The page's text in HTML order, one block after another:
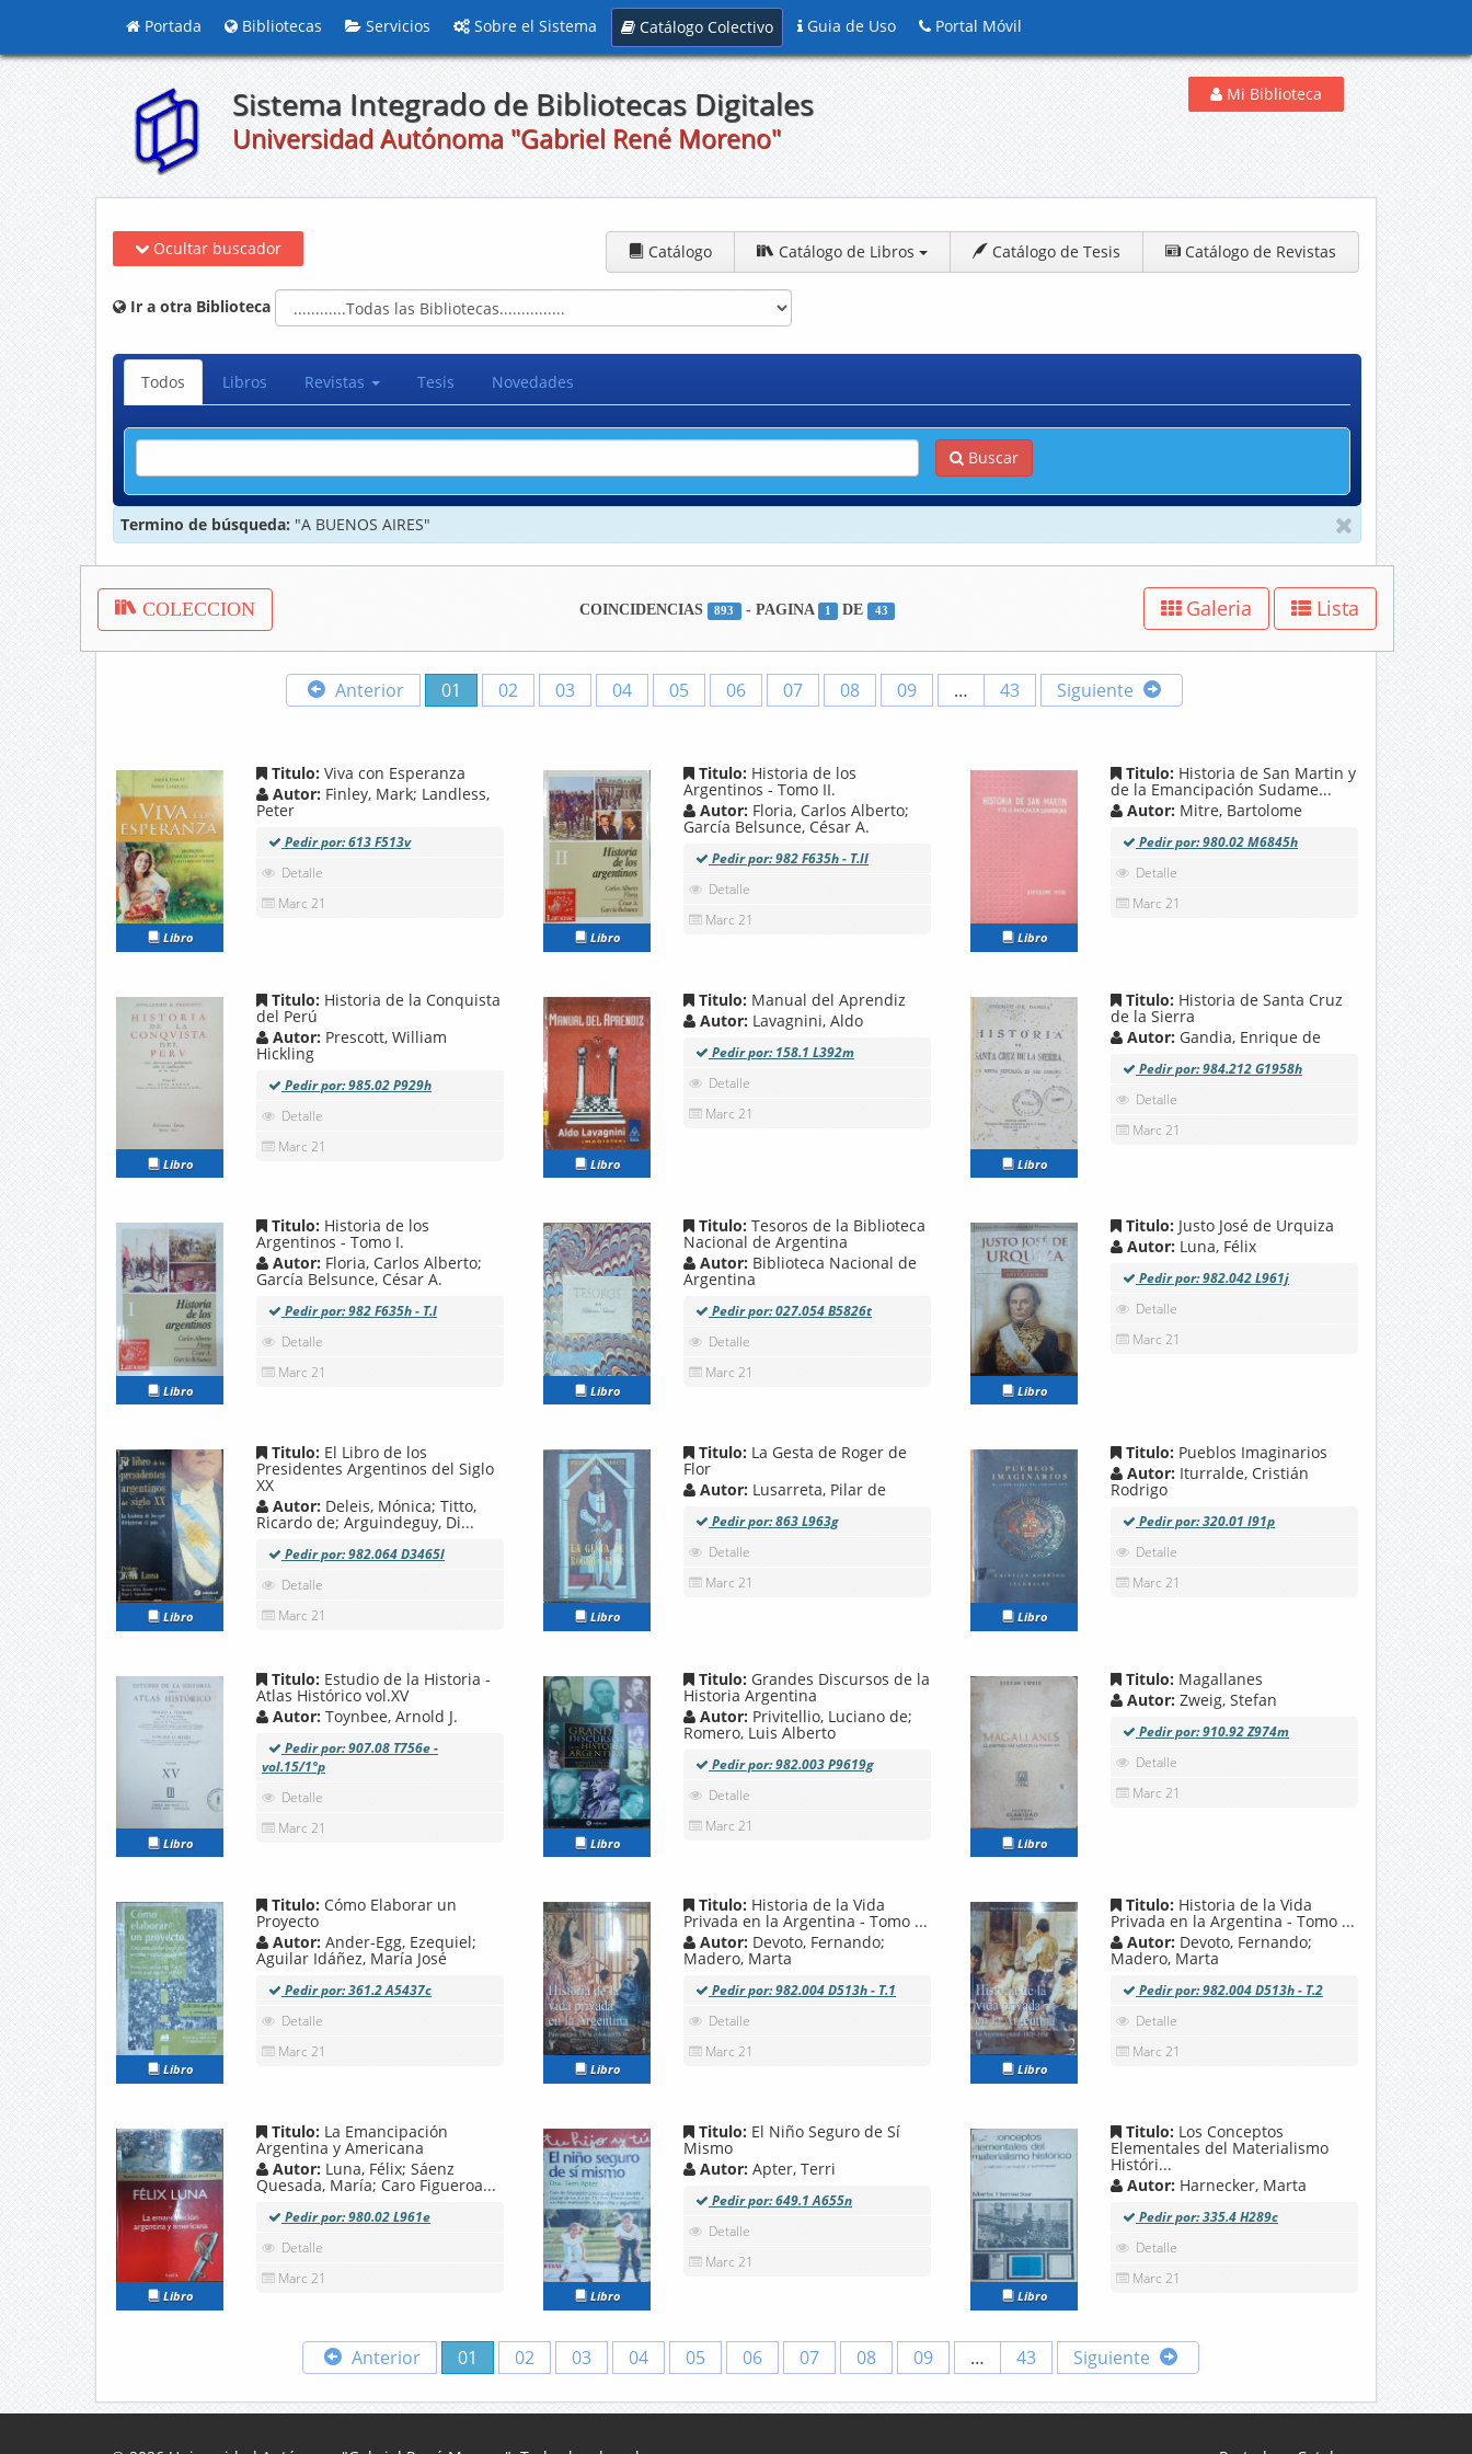
Portada Bibliotecas Servicios Sobre el Sistema Catálogo Colectivo Guia de Uso Portal Móvil
Sistema Integrado de Bibliotecas Digitales
Universidad Autónoma "Gabriel René Moreno"
Mi Biblioteca
Ocultar buscador Catálogo Catálogo de Libros Catálogo de Tesis Catálogo de Revistas
Ir a otra Biblioteca
Todos Libros Revistas Tesis Novedades
Buscar
Termino de búsqueda: "A BUENOS AIRES"
COLECCION COINCIDENCIAS 893 - PAGINA 1 DE 43 Galeria Lista
Anterior 01 02 03 04 05 06 07 08 09 … 43 Siguiente
Libro
Titulo: Viva con Esperanza
Autor: Finley, Mark; Landless,
Peter
Pedir por: 613 F513v
Detalle
Marc 21
Libro
Titulo: Historia de los
Argentinos - Tomo II.
Autor: Floria, Carlos Alberto;
García Belsunce, César A.
Pedir por: 982 F635h - T.II
Detalle
Marc 21
Libro
Titulo: Historia de San Martin y
de la Emancipación Sudame...
Autor: Mitre, Bartolome
Pedir por: 980.02 M6845h
Detalle
Marc 21
Libro
Titulo: Historia de la Conquista
del Perú
Autor: Prescott, William
Hickling
Pedir por: 985.02 P929h
Detalle
Marc 21
Libro
Titulo: Manual del Aprendiz
Autor: Lavagnini, Aldo
Pedir por: 158.1 L392m
Detalle
Marc 21
Libro
Titulo: Historia de Santa Cruz
de la Sierra
Autor: Gandia, Enrique de
Pedir por: 984.212 G1958h
Detalle
Marc 21
Libro
Titulo: Historia de los
Argentinos - Tomo I.
Autor: Floria, Carlos Alberto;
García Belsunce, César A.
Pedir por: 982 F635h - T.I
Detalle
Marc 21
Libro
Titulo: Tesoros de la Biblioteca
Nacional de Argentina
Autor: Biblioteca Nacional de
Argentina
Pedir por: 027.054 B5826t
Detalle
Marc 21
Libro
Titulo: Justo José de Urquiza
Autor: Luna, Félix
Pedir por: 982.042 L961j
Detalle
Marc 21
Libro
Titulo: El Libro de los
Presidentes Argentinos del Siglo
XX
Autor: Deleis, Mónica; Titto,
Ricardo de; Arguindeguy, Di...
Pedir por: 982.064 D3465l
Detalle
Marc 21
Libro
Titulo: La Gesta de Roger de
Flor
Autor: Lusarreta, Pilar de
Pedir por: 863 L963g
Detalle
Marc 21
Libro
Titulo: Pueblos Imaginarios
Autor: Iturralde, Cristián
Rodrigo
Pedir por: 320.01 I91p
Detalle
Marc 21
Libro
Titulo: Estudio de la Historia -
Atlas Histórico vol.XV
Autor: Toynbee, Arnold J.
Pedir por: 907.08 T756e -
vol.15/1°p
Detalle
Marc 21
Libro
Titulo: Grandes Discursos de la
Historia Argentina
Autor: Privitellio, Luciano de;
Romero, Luis Alberto
Pedir por: 982.003 P9619g
Detalle
Marc 21
Libro
Titulo: Magallanes
Autor: Zweig, Stefan
Pedir por: 910.92 Z974m
Detalle
Marc 21
Libro
Titulo: Cómo Elaborar un
Proyecto
Autor: Ander-Egg, Ezequiel;
Aguilar Idáñez, María José
Pedir por: 361.2 A5437c
Detalle
Marc 21
Libro
Titulo: Historia de la Vida
Privada en la Argentina - Tomo ...
Autor: Devoto, Fernando;
Madero, Marta
Pedir por: 982.004 D513h - T.1
Detalle
Marc 21
Libro
Titulo: Historia de la Vida
Privada en la Argentina - Tomo ...
Autor: Devoto, Fernando;
Madero, Marta
Pedir por: 982.004 D513h - T.2
Detalle
Marc 21
Libro
Titulo: La Emancipación
Argentina y Americana
Autor: Luna, Félix; Sáenz
Quesada, María; Caro Figueroa...
Pedir por: 980.02 L961e
Detalle
Marc 21
Libro
Titulo: El Niño Seguro de Sí
Mismo
Autor: Apter, Terri
Pedir por: 649.1 A655n
Detalle
Marc 21
Libro
Titulo: Los Conceptos
Elementales del Materialismo
Históri...
Autor: Harnecker, Marta
Pedir por: 335.4 H289c
Detalle
Marc 21
Anterior 01 02 03 04 05 06 07 08 09 … 43 Siguiente